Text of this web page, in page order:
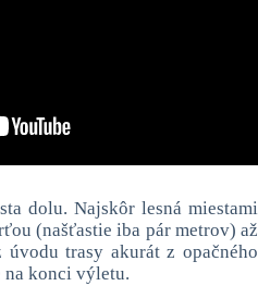
dolu. Najskôr lesná miestami
(našťastie iba pár metrov) až
trasy akurát z opačného
na konci výletu.